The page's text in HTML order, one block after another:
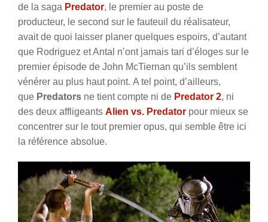
de la saga Predator, le premier au poste de
producteur, le second sur le fauteuil du réalisateur,
avait de quoi laisser planer quelques espoirs, d’autant
que Rodriguez et Antal n’ont jamais tari d’éloges sur le
premier épisode de John McTiernan qu’ils semblent
vénérer au plus haut point. A tel point, d’ailleurs,
que Predators ne tient compte ni de Predator 2, ni
des deux affligeants Alien vs. Predator pour mieux se
concentrer sur le tout premier opus, qui semble être ici
la référence absolue.